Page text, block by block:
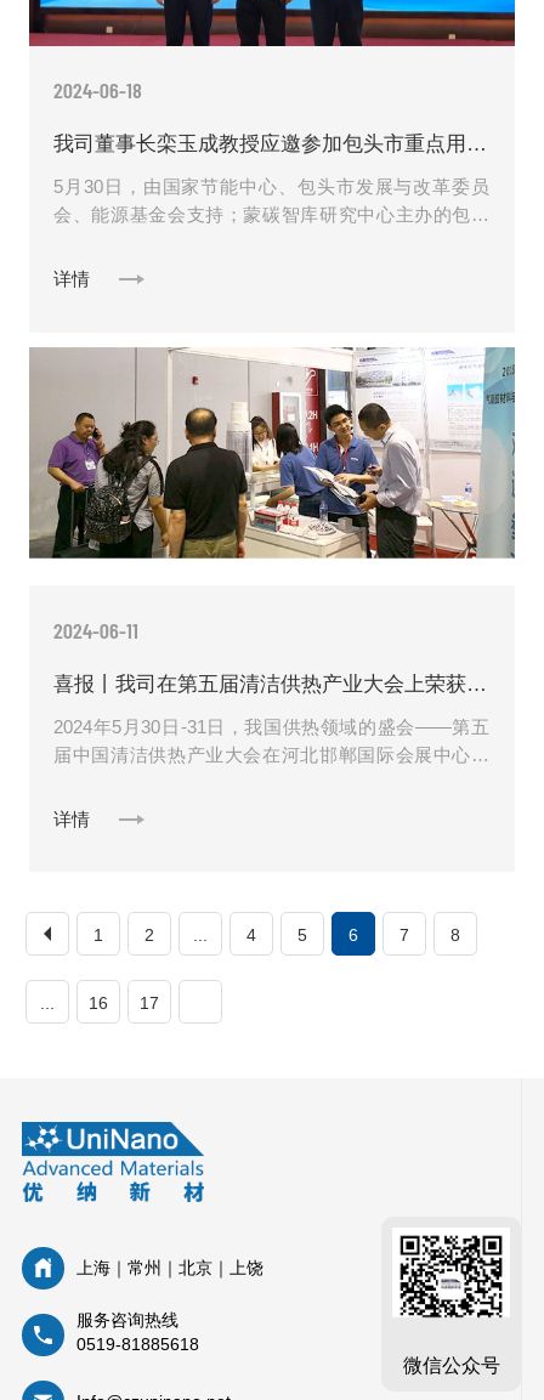
2024-06-18
我司董事长栾玉成教授应邀参加包头市重点用能单位节能降碳技术专项交流会
5月30日，由国家节能中心、包头市发展与改革委员
会、能源基金会支持；蒙碳智库研究中心主办的包头
备更新推动会在包头青......
详情
2024-06-11
喜报丨我司在第五届清洁供热产业大会上荣获多项荣誉！
2024年5月30日-31日，我国供热领域的盛会——第五
届中国清洁供热产业大会在河北邯郸国际会展中心隆
中心原副......
详情
1 2 4 5 6 7 8
16 17
上海｜常州｜北京｜上饶
服务咨询热线
0519-81885618
微信公众号